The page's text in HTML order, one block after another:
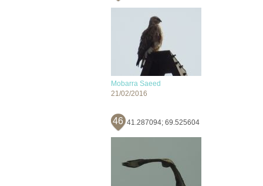
Mobarra Saeed
21/02/2016
46 41.287094; 69.525604